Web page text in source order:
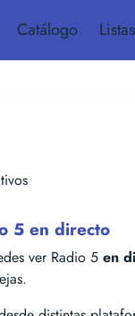
Catálogo
5 en directo
ver Radio 5 en